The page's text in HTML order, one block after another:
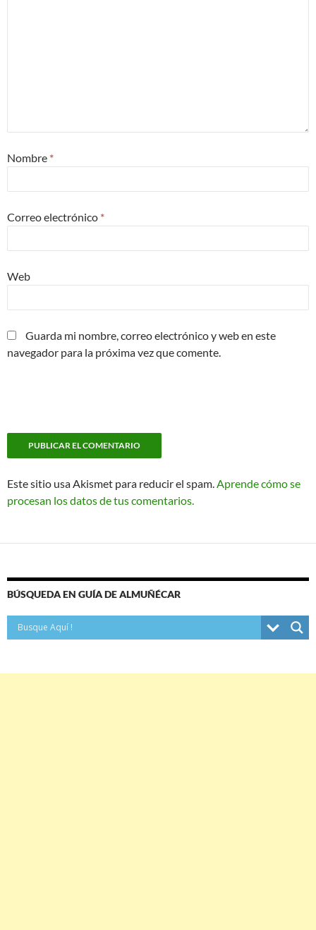
Nombre *
Correo electrónico *
Web
Guarda mi nombre, correo electrónico y web en este
navegador para la próxima vez que comente.
Este sitio usa Akismet para reducir el spam. Aprende cómo se
procesan los datos de tus comentarios.
BÚSQUEDA EN GUÍA DE ALMUÑÉCAR